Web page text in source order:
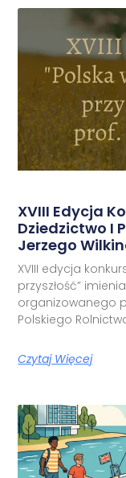
XVIII Edycja
Dziedzictwo I
Jerzego
XVIII edycja
przyszłość”
organizowanego
Polskiego
Czytaj Więcej